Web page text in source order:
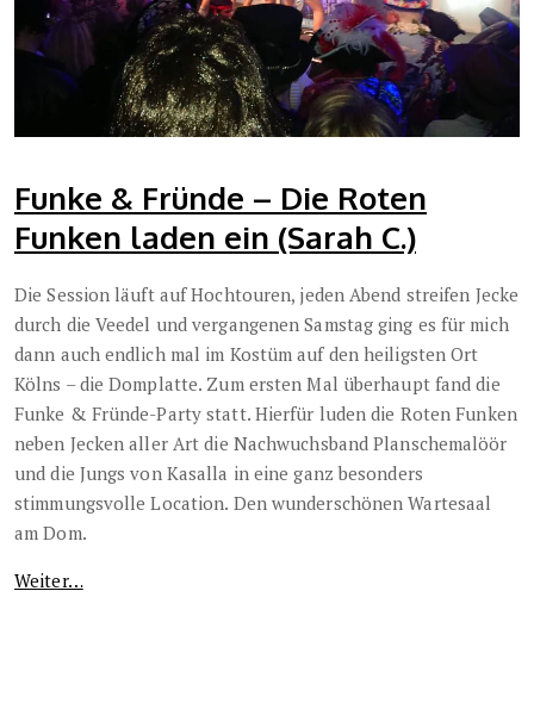
Funke & Fründe – Die Roten
Funken laden ein (Sarah C.)
Die Session läuft auf Hochtouren, jeden Abend streifen Jecke
durch die Veedel und vergangenen Samstag ging es für mich
dann auch endlich mal im Kostüm auf den heiligsten Ort
Kölns – die Domplatte. Zum ersten Mal überhaupt fand die
Funke & Fründe-Party statt. Hierfür luden die Roten Funken
neben Jecken aller Art die Nachwuchsband Planschemalöör
und die Jungs von Kasalla in eine ganz besonders
stimmungsvolle Location. Den wunderschönen Wartesaal
am Dom.
Weiter…